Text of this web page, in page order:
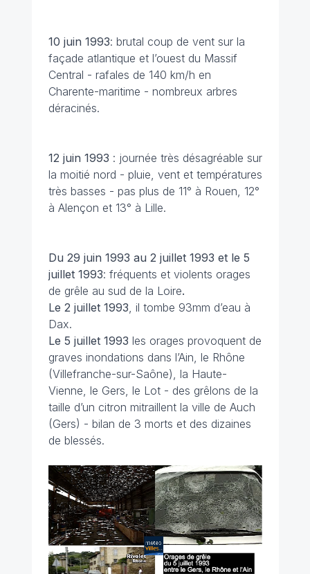
10 juin 1993: brutal coup de vent sur la
façade atlantique et l’ouest du Massif
Central - rafales de 140 km/h en
Charente-maritime - nombreux arbres
déracinés.
12 juin 1993 : journée très désagréable sur
la moitié nord - pluie, vent et températures
très basses - pas plus de 11° à Rouen, 12°
à Alençon et 13° à Lille.
Du 29 juin 1993 au 2 juillet 1993 et le 5
juillet 1993: fréquents et violents orages
de grêle au sud de la Loire.
Le 2 juillet 1993, il tombe 93mm d’eau à
Dax.
Le 5 juillet 1993 les orages provoquent de
graves inondations dans l’Ain, le Rhône
(Villefranche-sur-Saône), la Haute-
Vienne, le Gers, le Lot - des grêlons de la
taille d’un citron mitraillent la ville de Auch
(Gers) - bilan de 3 morts et des dizaines
de blessés.